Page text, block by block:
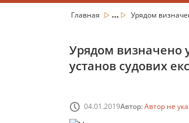
Главная ... Урядом
Урядом визначено
установ судових
04.01.2019Автор:Автор не